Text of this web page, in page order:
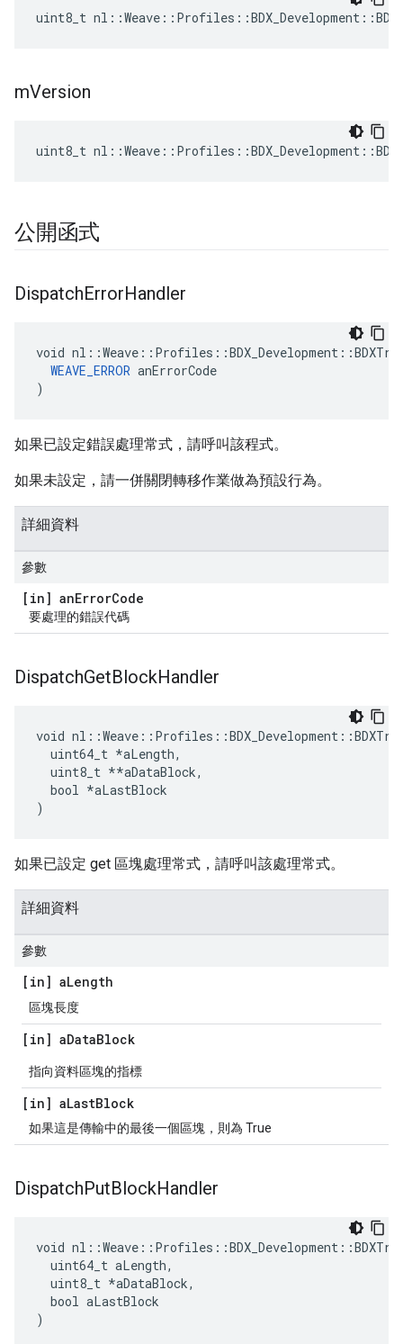
uint8_t
mVersion
uint8_t
公開函式
DispatchErrorHandler
void
WEAVE_ERROR anErrorCode
)
如果已設定錯誤處理常式，請呼叫該程式。
如果未設定，請一併關閉轉移作業做為預設行為。
詳細資料
參數
[in] anErrorCode
要處理的錯誤代碼
DispatchGetBlockHandler
void
  uint64_t
*aLength,
  uint8_t *
*aDataBlock,
  bool *aLastBlock
)
如果已設定 get 區塊處理常式，請呼叫該處理常式。
詳細資料
參數
[in] aLength
區塊長度
[in] aDataBlock
指向資料區塊的指標
[in] aLastBlock
如果這是傳輸中的最後一個區塊，則為 True
DispatchPutBlockHandler
void
  uint64_t aLength,
  uint8_t *aDataBlock,
  bool aLastBlock
)